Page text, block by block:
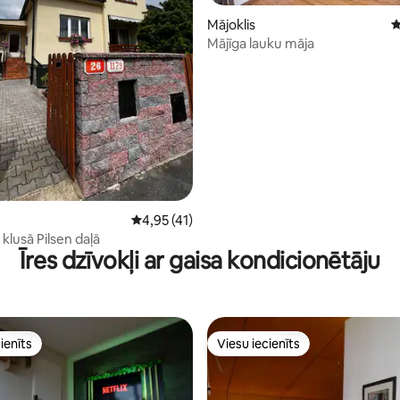
no 5, atsauksmju skaits: 47
Vidējais vērtējums: 4,95 no 5, atsauksmju
4,95 (41)
Pilsen daļā
Mājoklis
Mājīga lauku māja
Īres dzīvokļi ar gaisa kondicionētāju
Viesu iecienīts
Viesu iecienīts